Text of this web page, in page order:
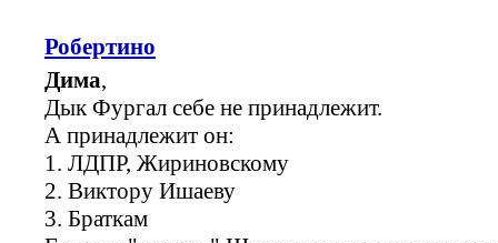
Робертино
Дима,
Дык Фургал себе не принадлежит.
А принадлежит он:
1. ЛДПР, Жириновскому
2. Виктору Ишаеву
3. Браткам